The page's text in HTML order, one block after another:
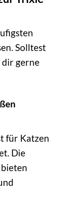
Solltest
dir gerne
für Katzen
Die